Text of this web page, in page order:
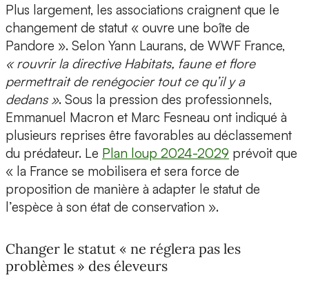
Plus largement, les associations craignent que le
changement de statut « ouvre une boîte de
Pandore ». Selon Yann Laurans, de WWF France,
« rouvrir la directive Habitats, faune et flore
permettrait de renégocier tout ce qu’il y a
dedans ». Sous la pression des professionnels,
Emmanuel Macron et Marc Fesneau ont indiqué à
plusieurs reprises être favorables au déclassement
du prédateur. Le Plan loup 2024-2029 prévoit que
« la France se mobilisera et sera force de
proposition de manière à adapter le statut de
l’espèce à son état de conservation ».
Changer le statut « ne réglera pas les
problèmes » des éleveurs